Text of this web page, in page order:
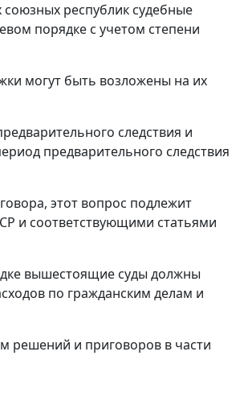
республик судебные
порядке с учетом степени
могут быть возложены на их
следствия и
предварительного следствия
этот вопрос подлежит
и соответствующими статьями
вышестоящие суды должны
по гражданским делам и
решений и приговоров в части